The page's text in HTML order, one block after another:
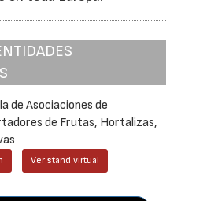
de Asociaciones de
de Frutas, Hortalizas,
Ver stand virtual